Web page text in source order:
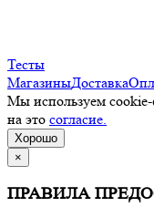
Тесты
МагазиныДоставка
Мы используем
на это согласие.
Хорошо
×
ПРАВИЛА